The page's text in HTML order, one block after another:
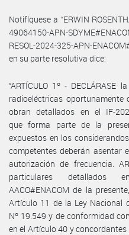
Notifíquese a “ERWIN
49064150-APN-
RESOL-2024-325-APN-
en su parte resolutiva dice:
“ARTÍCULO 1º -
radioeléctricas
obran detallados en el IF-
que forma parte de la
expuestos en los
competentes deberán asentar
autorización de frecuencia.
particulares detallados
AACO#ENACOM de la
Artículo 11 de la Ley Nacional
Nº 19.549 y de conformidad
en el Artículo 40 y